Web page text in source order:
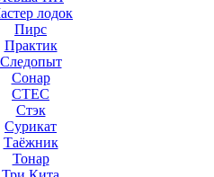
лодок
Пирс
Практик
Следопыт
Сонар
СТЕС
Стэк
Сурикат
Таёжник
Тонар